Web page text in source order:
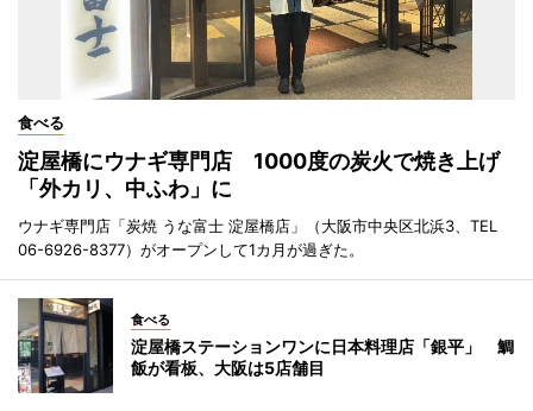
食べる
淀屋橋にウナギ専門店 1000度の炭火で焼き上げ
「外カリ、中ふわ」に
ウナギ専門店「炭焼 うな富士 淀屋橋店」（大阪市中央区北浜3、TEL
06-6926-8377）がオープンして1カ月が過ぎた。
食べる
淀屋橋ステーションワンに日本料理店「銀平」 鯛
飯が看板、大阪は5店舗目